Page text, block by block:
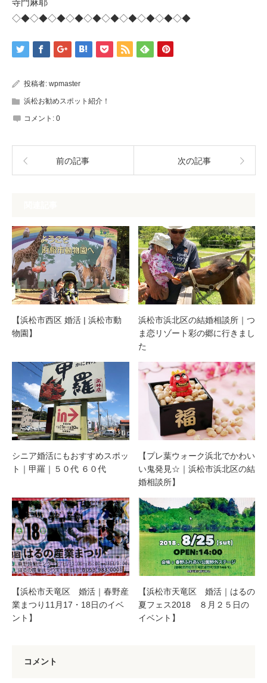
寺門麻耶
◇◆◇◆◇◆◇◆◇◆◇◆◇◆◇◆◇◆◇◆
投稿者: wpmaster
浜松お勧めスポット紹介！
コメント: 0
前の記事 次の記事
【浜松市西区 婚活 | 浜松市動
物園】
浜松市浜北区の結婚相談所｜つ
ま恋リゾート彩の郷に行きまし
た
シニア婚活にもおすすめスポッ
ト｜甲羅｜５０代 ６０代
【プレ葉ウォーク浜北でかわい
い鬼発見☆｜浜松市浜北区の結
婚相談所】
【浜松市天竜区 婚活｜春野産
業まつり11月17・18日のイベ
ント】
【浜松市天竜区 婚活｜はるの
夏フェス2018 ８月２５日の
イベント】
コメント